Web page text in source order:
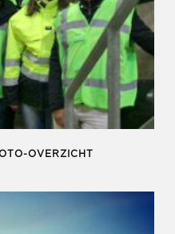
OVERZICHT